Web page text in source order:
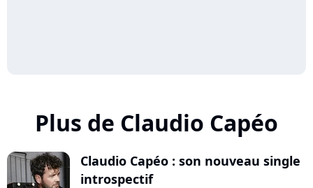
Plus de Claudio Capéo
Claudio Capéo : son nouveau single
introspectif